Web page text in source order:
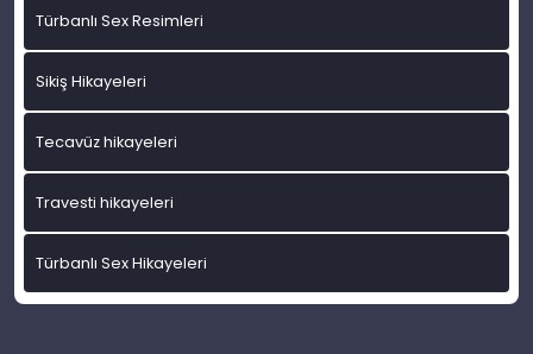
Türbanlı Sex Resimleri
Sikiş Hikayeleri
Tecavüz hikayeleri
Travesti hikayeleri
Türbanlı Sex Hikayeleri